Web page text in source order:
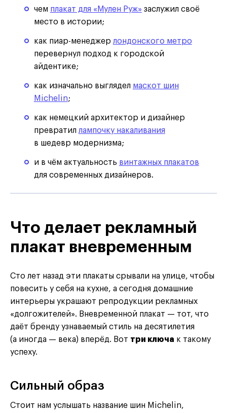
чем плакат для «Мулен Руж» заслужил своё
место в истории;
как пиар-менеджер лондонского метро
перевернул подход к городской
айдентике;
как изначально выглядел маскот шин
Michelin;
как немецкий архитектор и дизайнер
превратил лампочку накаливания
в шедевр модернизма;
и в чём актуальность винтажных плакатов
для современных дизайнеров.
Что делает рекламный
плакат вневременным
Сто лет назад эти плакаты срывали на улице, чтобы
повесить у себя на кухне, а сегодня домашние
интерьеры украшают репродукции рекламных
«долгожителей». Вневременной плакат — тот, что
даёт бренду узнаваемый стиль на десятилетия
(а иногда — века) вперёд. Вот три ключа к такому
успеху.
Сильный образ
Стоит нам услышать название шин Michelin,